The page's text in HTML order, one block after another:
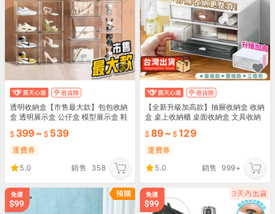
透明收納盒【市售最大款】包包收納
盒 透明展示盒 公仔盒 模型展示盒 鞋
399~ 539
運費券
5.0
銷售 358
【全新升級加高款】抽屜收納盒 收納
盒 桌上收納櫃 桌面收納盒 文具收納
RDA1
89~ 129
運費券
5.0
銷售 999+